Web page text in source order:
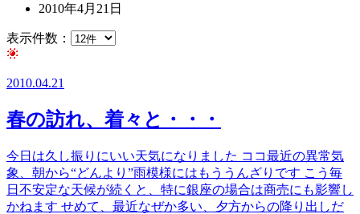
2010年4月21日
表示件数：
2010.04.21
春の訪れ、着々と・・・
今日は久し振りにいい天気になりました ココ最近の異常気
象、朝から“どんより”雨模様にはもううんざりです こう毎
日不安定な天候が続くと、特に銀座の場合は商売にも影響し
かねます せめて、最近なぜか多い、夕方からの降り出しだ